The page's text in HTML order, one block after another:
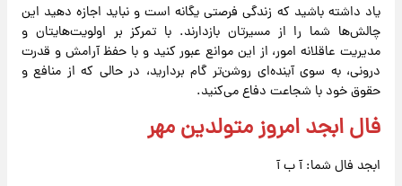
یاد داشته باشید که زندگی فرصتی یگانه است و نباید اجازه دهید این
چالش‌ها شما را از مسیرتان بازدارند. با تمرکز بر اولویت‌هایتان و
مدیریت عاقلانه امور، از این موانع عبور کنید و با حفظ آرامش و قدرت
درونی، به سوی آینده‌ای روشن‌تر گام بردارید، در حالی که از منافع و
حقوق خود با شجاعت دفاع می‌کنید.
فال ابجد امروز متولدین مهر
ابجد فال شما: آ ب آ